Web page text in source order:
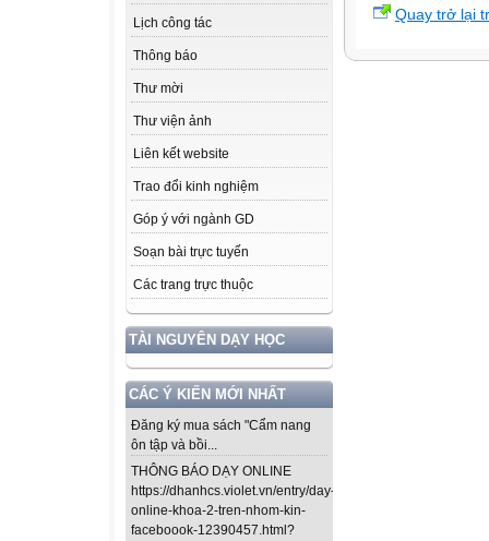
Lịch công tác
Thông báo
Thư mời
Thư viện ảnh
Liên kết website
Trao đổi kinh nghiệm
Góp ý với ngành GD
Soạn bài trực tuyến
Các trang trực thuộc
TÀI NGUYÊN DẠY HỌC
CÁC Ý KIẾN MỚI NHẤT
Đăng ký mua sách "Cẩm nang
ôn tập và bồi...
THÔNG BÁO DẠY ONLINE
https://dhanhcs.violet.vn/entry/day-
online-khoa-2-tren-nhom-kin-
faceboook-12390457.html?
Quay trở lại